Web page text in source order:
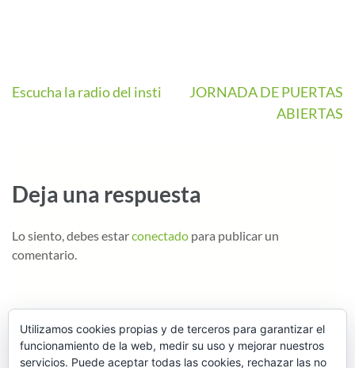
Escucha la radio del insti
JORNADA DE PUERTAS
ABIERTAS
Deja una respuesta
Lo siento, debes estarconectado para publicar un
comentario.
Utilizamos cookies propias y de terceros para garantizar el
funcionamiento de la web, medir su uso y mejorar nuestros
servicios. Puede aceptar todas las cookies, rechazar las no